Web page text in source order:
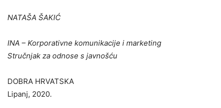
NATAŠA ŠAKIĆ
INA – Korporativne komunikacije i marketing
Stručnjak za odnose s javnošću
DOBRA HRVATSKA
Lipanj, 2020.